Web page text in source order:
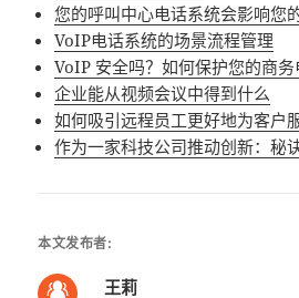
您的呼叫中心电话系统会影响您
VoIP电话系统的场景流程管理
VoIP 安全吗？如何保护您的商务
企业能从视频会议中得到什么
如何吸引远程员工更好地为客户
作为一家科技公司推动创新：秘
本文发布者:
王莉